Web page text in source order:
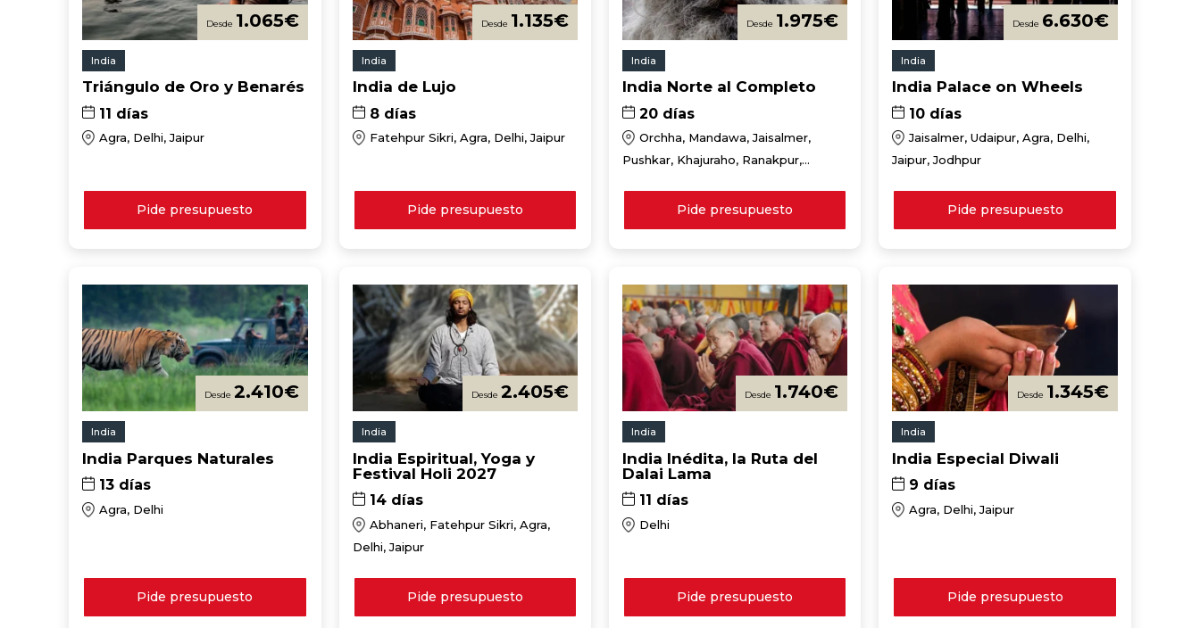
1.065€
India
Triángulo de Oro y Benarés
11 días
Agra, Delhi, Jaipur
Pide presupuesto
1.135€
India
India de Lujo
8 días
Fatehpur Sikri, Agra, Delhi, Jaipur
Pide presupuesto
1.975€
India
India Norte al Completo
20 días
Orchha, Mandawa, Jaisalmer,
Pushkar, Khajuraho, Ranakpur,
Pide presupuesto
6.630€
India
India Palace on Wheels
10 días
Jaisalmer, Udaipur, Agra, Delhi,
Jaipur, Jodhpur
Pide presupuesto
2.410€
India
India Parques Naturales
13 días
Agra, Delhi
Pide presupuesto
2.405€
India
India Espiritual, Yoga y
Festival Holi 2027
14 días
Abhaneri, Fatehpur Sikri, Agra,
Delhi, Jaipur
Pide presupuesto
1.740€
India
India Inédita, la Ruta del
Dalai Lama
11 días
Delhi
Pide presupuesto
1.345€
India
India Especial Diwali
9 días
Agra, Delhi, Jaipur
Pide presupuesto